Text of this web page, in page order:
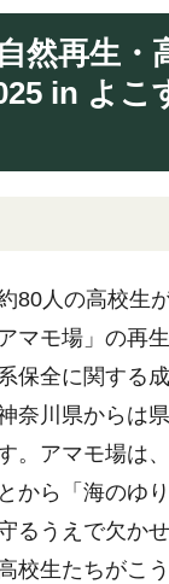
然再生・
in よこ
80人の高校生
マモ場」の再
保全に関する
奈川県からは
。アマモ場は
から「海のゆ
るうえで欠か
校生たちがこ